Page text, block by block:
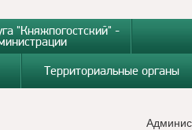
"Княжпогостский" -
Территориальные органы